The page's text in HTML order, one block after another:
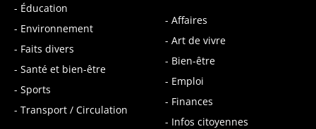
- Éducation
- Environnement
- Faits divers
- Santé et bien-être
- Sports
- Transport / Circulation
- Affaires
- Art de vivre
- Bien-être
- Emploi
- Finances
- Infos citoyennes